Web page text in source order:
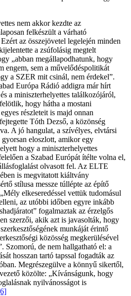
nem akkor kezdte az
felkészült a várható
az összejövetel legelején minden
a zsúfolásig megtelt
„abban megállapodhatunk, hogy
engem, sem a művelődéspolitikát
a SZER mit csinál, nem érdekel”.
Európa Rádió addigra már hírt
a miniszterhelyettes találkozójáról,
hogy hátha a mostani
részleteit is majd onnan
Tóth Dezső, a közönség
A jó hangulat, a szívélyes, elvtársi
eloszlott, amikor egy
hogy a miniszterhelyettes
a Szabad Európát ítélte volna el,
olvasott fel. Az ELTE
is megvitatott kiáltvány
stílusa messze túllépte az építő
elkeseredéssel vettük tudomásul
az utóbbi időben egyre inkább
fogalmaztak az érzelgős
szerzői, akik azt is javasolták, hogy
munkáját érintő
közösség megkerülésével
Szomorú, de nem hallgatható el: a
hosszan tartó tapssal fogadták az
Megrészegülve a könnyű sikertől,
közölte: „Kívánságunk, hogy
nyilvánosságot is